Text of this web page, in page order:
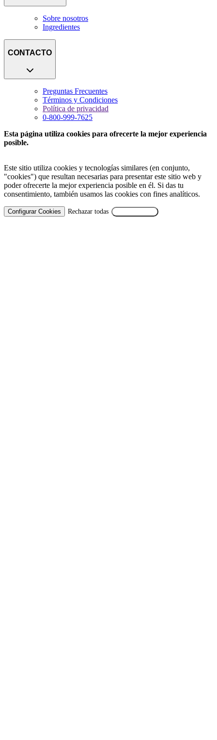
Sobre nosotros
Ingredientes
CONTACTO
Preguntas Frecuentes
Términos y Condiciones
Política de privacidad
0-800-999-7625
Esta página utiliza cookies para ofrecerte la mejor experiencia
posible.
Este sitio utiliza cookies y tecnologías similares (en conjunto,
"cookies") que resultan necesarias para presentar este sitio web y
poder ofrecerte la mejor experiencia posible en él. Si das tu
consentimiento, también usamos las cookies con fines analíticos.
Configurar Cookies Rechazar todas